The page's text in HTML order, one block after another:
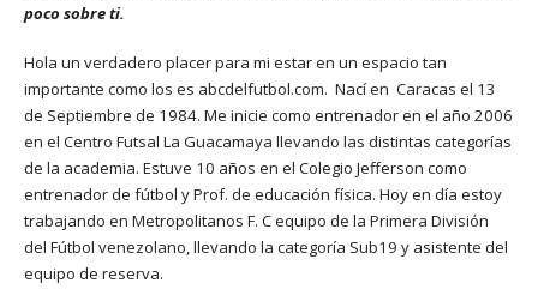
poco sobre ti.
Hola un verdadero placer para mi estar en un espacio tan
importante como los es abcdelfutbol.com. Nací en Caracas el 13
de Septiembre de 1984. Me inicie como entrenador en el año 2006
en el Centro Futsal La Guacamaya llevando las distintas categorías
de la academia. Estuve 10 años en el Colegio Jefferson como
entrenador de fútbol y Prof. de educación física. Hoy en día estoy
trabajando en Metropolitanos F. C equipo de la Primera División
del Fútbol venezolano, llevando la categoría Sub19 y asistente del
equipo de reserva.